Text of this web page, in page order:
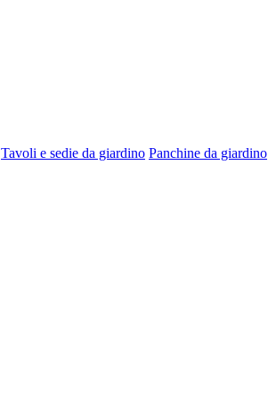
Tavoli e sedie da giardino Panchine da giardino